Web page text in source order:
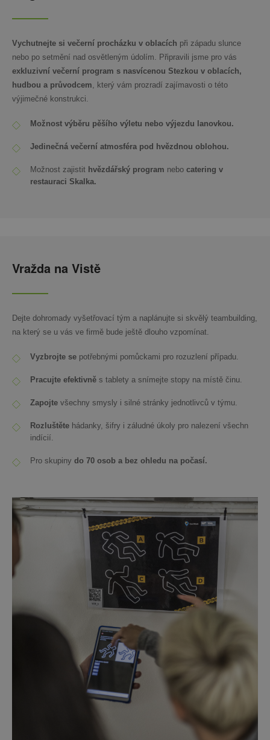
Vychutnejte si večerní procházku v oblacích při západu slunce
nebo po setmění nad osvětleným údolím. Připravili jsme pro vás
exkluzivní večerní program s nasvícenou Stezkou v oblacích,
hudbou a průvodcem, který vám prozradí zajímavosti o této
výjimečné konstrukci.
Možnost výběru pěšího výletu nebo výjezdu lanovkou.
Jedinečná večerní atmosféra pod hvězdnou oblohou.
Možnost zajistit hvězdářský program nebo catering v
restauraci Skalka.
Vražda na Vistě
Dejte dohromady vyšetřovací tým a naplánujte si skvělý teambuilding,
na který se u vás ve firmě bude ještě dlouho vzpomínat.
Vyzbrojte se potřebnými pomůckami pro rozuzlení případu.
Pracujte efektivně s tablety a snímejte stopy na místě činu.
Zapojte všechny smysly i silné stránky jednotlivců v týmu.
Rozluštěte hádanky, šifry i záludné úkoly pro nalezení všechn
indícií.
Pro skupiny do 70 osob a bez ohledu na počasí.